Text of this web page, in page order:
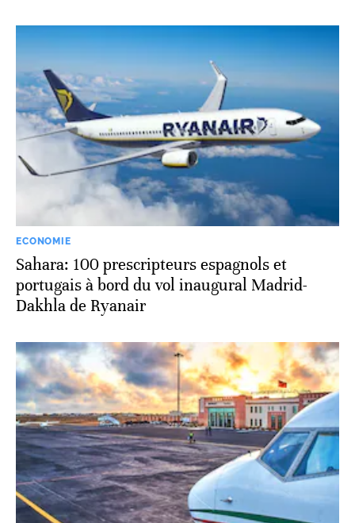
ECONOMIE
Sahara: 100 prescripteurs espagnols et
portugais à bord du vol inaugural Madrid-
Dakhla de Ryanair